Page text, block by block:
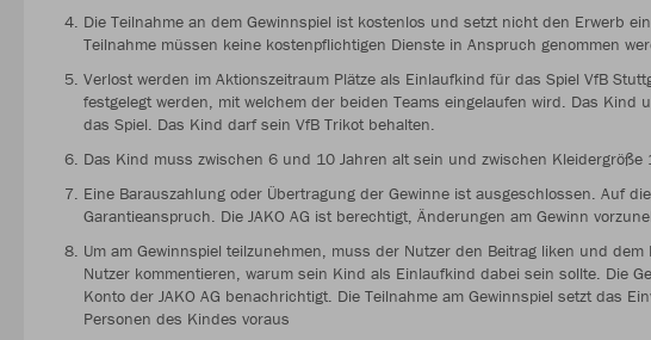
Die Teilnahme an dem Gewinnspiel ist kostenlos und setzt nicht den Erwerb
Teilnahme müssen keine kostenpflichtigen Dienste in Anspruch genommen
Verlost werden im Aktionszeitraum Plätze als Einlaufkind für das Spiel VfB
festgelegt werden, mit welchem der beiden Teams eingelaufen wird. Das Kind
das Spiel. Das Kind darf sein VfB Trikot behalten.
Das Kind muss zwischen 6 und 10 Jahren alt sein und zwischen Kleidergröße
Eine Barauszahlung oder Übertragung der Gewinne ist ausgeschlossen. Auf
Garantieanspruch. Die JAKO AG ist berechtigt, Änderungen am Gewinn
Um am Gewinnspiel teilzunehmen, muss der Nutzer den Beitrag liken und
Nutzer kommentieren, warum sein Kind als Einlaufkind dabei sein sollte. Die
Konto der JAKO AG benachrichtigt. Die Teilnahme am Gewinnspiel setzt das
Personen des Kindes voraus